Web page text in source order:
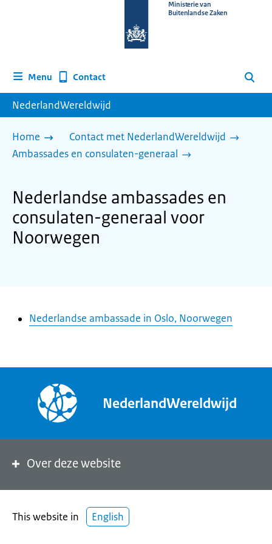
homepage
Ministerie van
Buitenlandse Zaken
Menu Contact Zoeken
NederlandWereldwijd
Home
Contact met NederlandWereldwijd
Ambassades en consulaten-generaal
Nederlandse ambassades en
consulaten-generaal voor
Noorwegen
Nederlandse ambassade in Oslo, Noorwegen
NederlandWereldwijd
Over deze website
This website in English